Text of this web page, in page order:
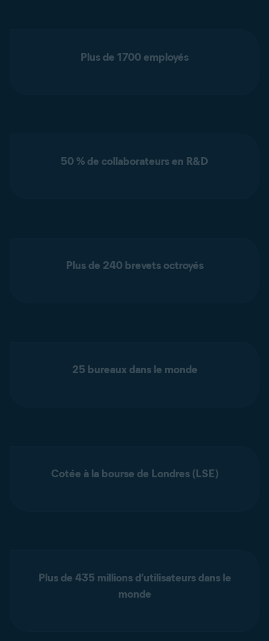
Plus de 1700 employés
50 % de collaborateurs en R&D
Plus de 240 brevets octroyés
25 bureaux dans le monde
Cotée à la bourse de Londres (LSE)
Plus de 435 millions d’utilisateurs dans le
monde